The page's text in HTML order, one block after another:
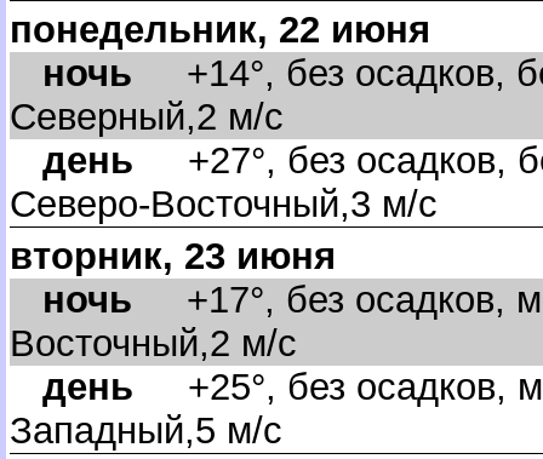
понедельник, 22 июня
ночь +14°, без осадков,
Северный,2 м/с
день +27°, без осадков,
Северо-Восточный,3 м/с
торник, 23 июня
ночь +17°, без осадков,
осточный,2 м/с
день +25°, без осадков,
Западный,5 м/с